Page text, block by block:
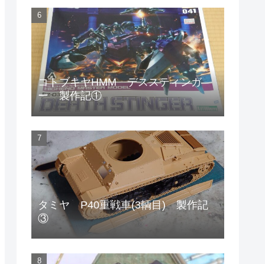
コトブキヤHMM デススティンガ
ー 製作記①
タミヤ P40重戦車(3輌目) 製作記
③